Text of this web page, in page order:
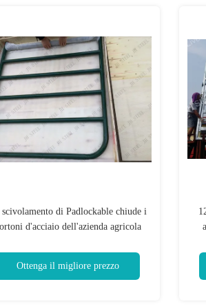
di Padlockable chiude i
d'acciaio dell'azienda agricola
Ottenga il migliore prezzo